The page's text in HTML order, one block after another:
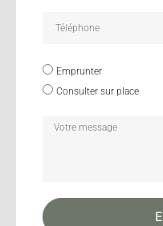
Emprunter
Consulter sur place